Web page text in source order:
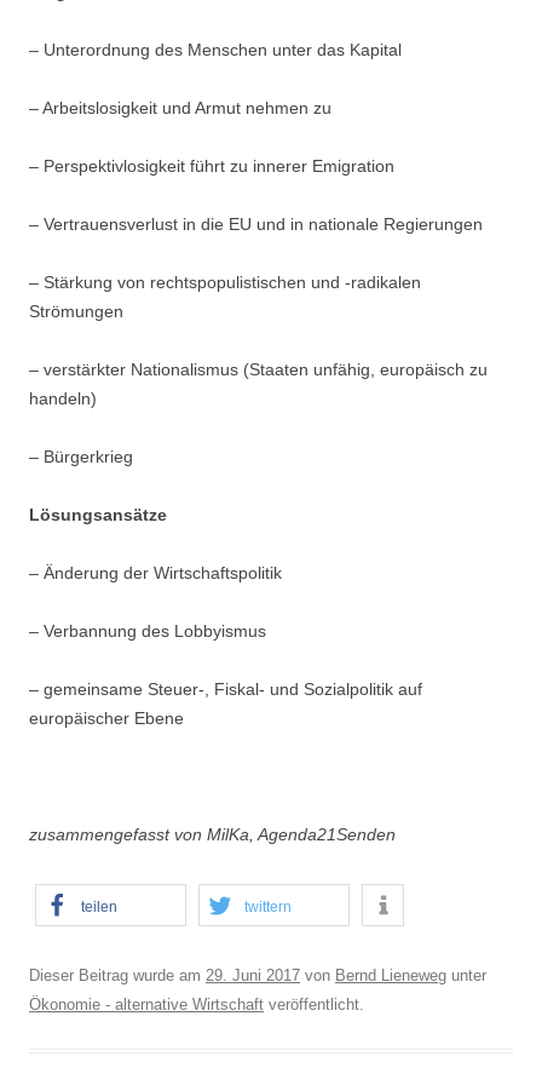
– Unterordnung des Menschen unter das Kapital
– Arbeitslosigkeit und Armut nehmen zu
– Perspektivlosigkeit führt zu innerer Emigration
– Vertrauensverlust in die EU und in nationale Regierungen
– Stärkung von rechtspopulistischen und -radikalen
Strömungen
– verstärkter Nationalismus (Staaten unfähig, europäisch zu
handeln)
– Bürgerkrieg
Lösungsansätze
– Änderung der Wirtschaftspolitik
– Verbannung des Lobbyismus
– gemeinsame Steuer-, Fiskal- und Sozialpolitik auf
europäischer Ebene
zusammengefasst von MilKa, Agenda21Senden
teilen twittern
Dieser Beitrag wurde am 29. Juni 2017 von Bernd Lieneweg unter
Ökonomie - alternative Wirtschaft veröffentlicht.